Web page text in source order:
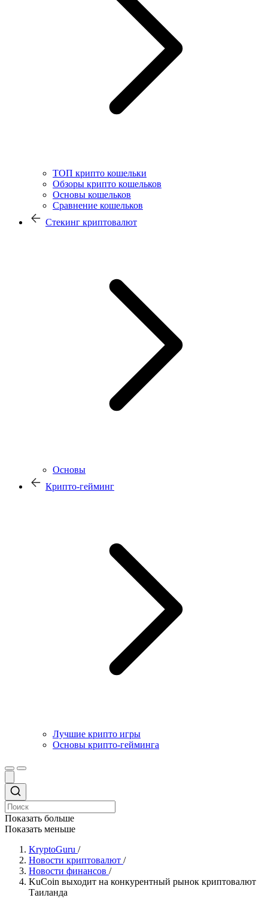
ТОП крипто кошельки
Обзоры крипто кошельков
Основы кошельков
Сравнение кошельков
Стекинг криптовалют
Основы
Крипто-гейминг
Лучшие крипто игры
Основы крипто-гейминга
Показать больше
Показать меньше
KryptoGuru /
Новости криптовалют /
Новости финансов /
KuCoin выходит на конкурентный рынок криптовалют
Таиланда